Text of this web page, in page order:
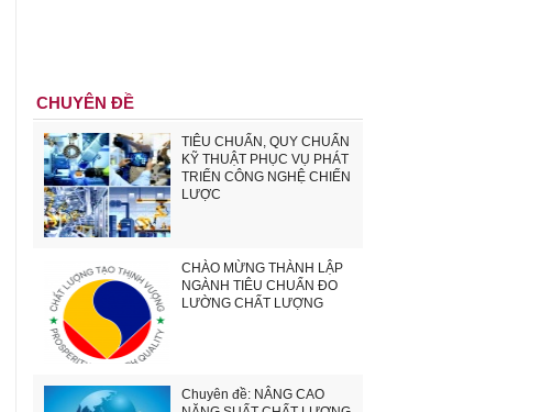
CHUYÊN ĐỀ
TIÊU CHUẨN, QUY CHUẨN
KỸ THUẬT PHỤC VỤ PHÁT
TRIỂN CÔNG NGHỆ CHIẾN
LƯỢC
CHÀO MỪNG THÀNH LẬP
NGÀNH TIÊU CHUẨN ĐO
LƯỜNG CHẤT LƯỢNG
Chuyên đề: NÂNG CAO